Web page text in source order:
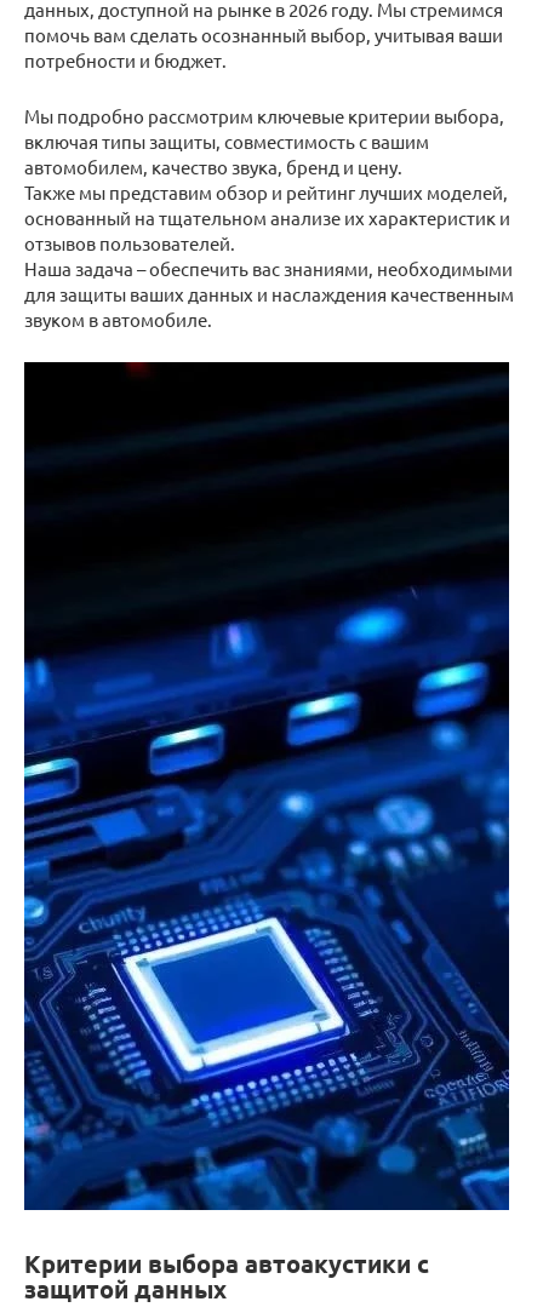
данных, доступной на рынке в 2026 году. Мы стремимся
помочь вам сделать осознанный выбор, учитывая ваши
потребности и бюджет.
Мы подробно рассмотрим ключевые критерии выбора,
включая типы защиты, совместимость с вашим
автомобилем, качество звука, бренд и цену.
Также мы представим обзор и рейтинг лучших моделей,
основанный на тщательном анализе их характеристик и
отзывов пользователей.
Наша задача – обеспечить вас знаниями, необходимыми
для защиты ваших данных и наслаждения качественным
звуком в автомобиле.
Критерии выбора автоакустики с
защитой данных